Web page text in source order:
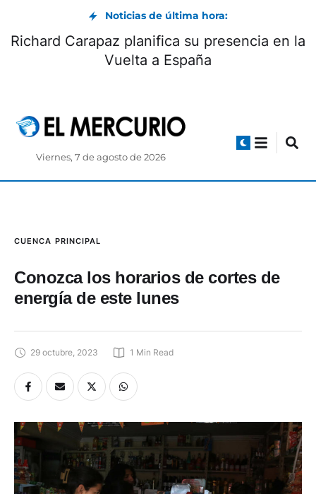
Noticias de última hora:
¿Quiénes pueden hacer pronósticos
electorales? según el CNE
Viernes, 7 de agosto de 2026
CUENCA PRINCIPAL
Conozca los horarios de cortes de
energía de este lunes
29 octubre, 2023 1 Min Read